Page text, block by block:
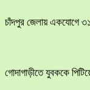
চাঁদপুর জেলায় একযোগে
​গোদাগাড়ীতে যুবককে